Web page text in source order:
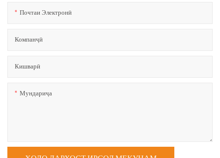
Почтаи Электронӣ
Компанҷӣ
Кишварӣ
Мундариҷа